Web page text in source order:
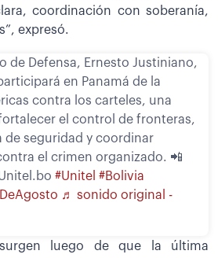
coordinación con soberanía,
expresó.
de Defensa, Ernesto Justiniano,
en Panamá de la
contra los carteles, una
el control de fronteras,
de seguridad y coordinar
el crimen organizado. 📲
#Unitel #Bolivia
♬ sonido original -
surgen luego de que la última